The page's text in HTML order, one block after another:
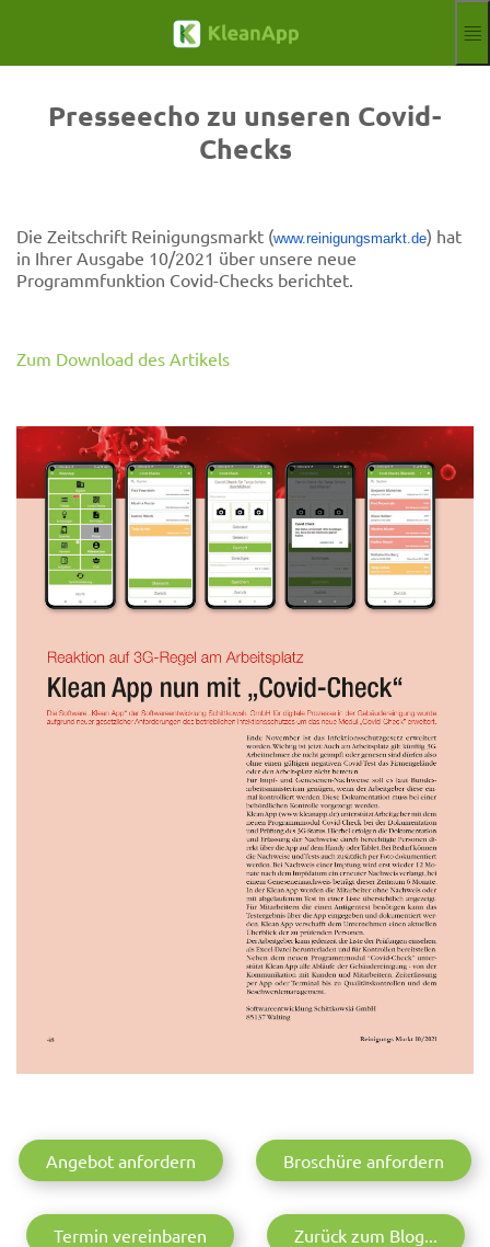
Hilfe
Webinare
Impressum
Anmelden
Kostenloser Test
Presseecho zu unseren Covid-
Checks
Die Zeitschrift Reinigungsmarkt (www.reinigungsmarkt.de) hat
in Ihrer Ausgabe 10/2021 über unsere neue
Programmfunktion Covid-Checks berichtet.
Zum Download des Artikels
Angebot anfordern Broschüre anfordern
Termin vereinbaren Zurück zum Blog...